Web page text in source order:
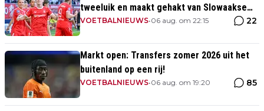
tweeluik en maakt gehakt van Slowaakse
opponent
VOETBALNIEUWS•06 aug. om 22:15 22
Markt open: Transfers zomer 2026 uit het
buitenland op een rij!
VOETBALNIEUWS•06 aug. om 19:20 85